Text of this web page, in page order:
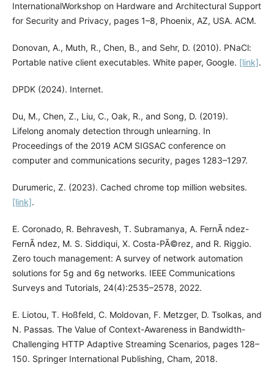
InternationalWorkshop on Hardware and Architectural Support
for Security and Privacy, pages 1–8, Phoenix, AZ, USA. ACM.
Donovan, A., Muth, R., Chen, B., and Sehr, D. (2010). PNaCl:
Portable native client executables. White paper, Google. [link].
DPDK (2024). Internet.
Du, M., Chen, Z., Liu, C., Oak, R., and Song, D. (2019).
Lifelong anomaly detection through unlearning. In
Proceedings of the 2019 ACM SIGSAC conference on
computer and communications security, pages 1283–1297.
Durumeric, Z. (2023). Cached chrome top million websites.
[link].
E. Coronado, R. Behravesh, T. Subramanya, A. FernÃ ndez-
FernÃ ndez, M. S. Siddiqui, X. Costa-PÃ©rez, and R. Riggio.
Zero touch management: A survey of network automation
solutions for 5g and 6g networks. IEEE Communications
Surveys and Tutorials, 24(4):2535–2578, 2022.
E. Liotou, T. Hoßfeld, C. Moldovan, F. Metzger, D. Tsolkas, and
N. Passas. The Value of Context-Awareness in Bandwidth-
Challenging HTTP Adaptive Streaming Scenarios, pages 128–
150. Springer International Publishing, Cham, 2018.